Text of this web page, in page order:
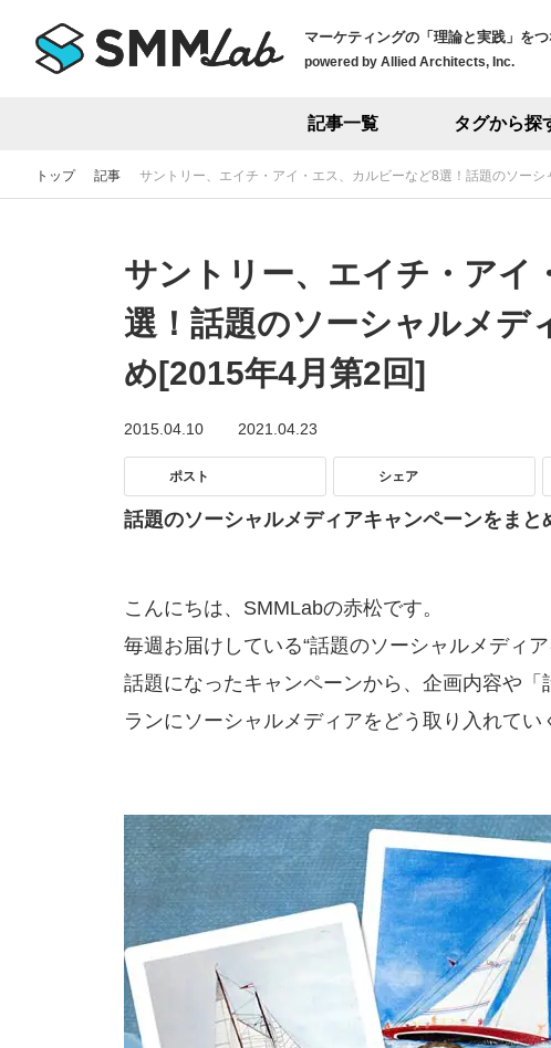
マーケティングの「理論と実践」を
powered by Allied Architects, Inc.
記事一覧 タグから探
トップ 記事 サントリー、エイチ・アイ・エス、カルビーなど8選！話題のソー
サントリー、エイチ・アイ
選！話題のソーシャルメデ
め[2015年4月第2回]
2015.04.10 2021.04.23
ポスト シェア
話題のソーシャルメディアキャンペーンをまと
こんにちは、SMMLabの赤松です。
毎週お届けしている“話題のソーシャルメディア
話題になったキャンペーンから、企画内容や
ランにソーシャルメディアをどう取り入れてい